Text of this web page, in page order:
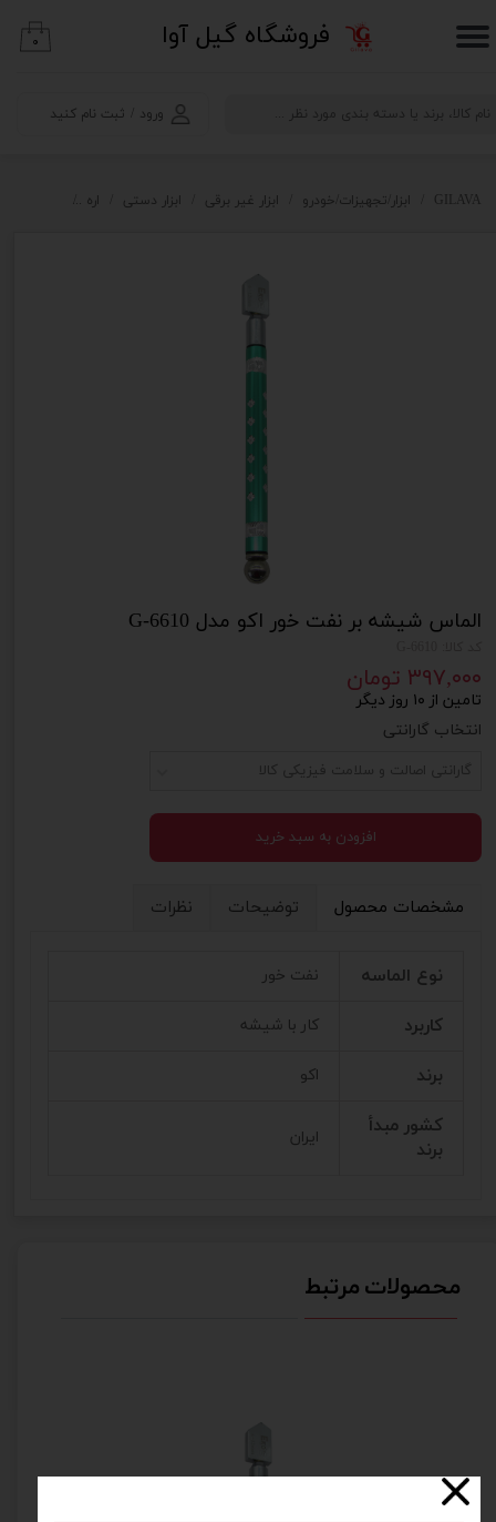
​فروشگاه گیل آوا
ورود ثبت نام کنید
حساب کاربری من
خروج از حساب کاربری
۰
GILAVA ابزار/تجهیزات/خودرو ابزار غیر برقی ابزار دستی اره
الماس شیشه بر نفت خور اکو مدل G-6610
۳۹۷,۰۰۰ تومان
تامین از ۱۰ روز دیگر
انتخاب گارانتی
گارانتی اصالت و سلامت فیزیکی کالا
افزودن به سبد خرید
مشخصات محصول توضیحات نظرات
نوع الماسه نفت خور
کاربرد کار با شیشه
برند اکو
کشور مبدأ
برند
ایران
محصولات مرتبط